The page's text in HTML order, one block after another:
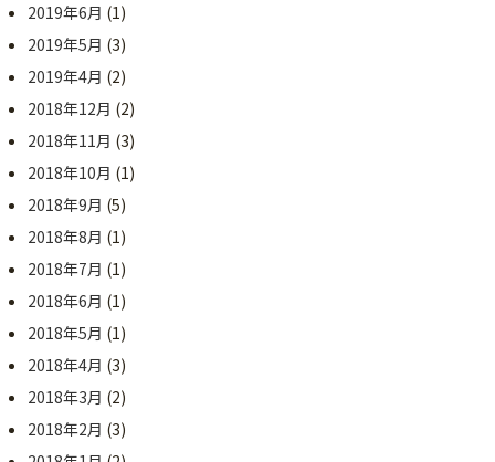
2019年6月 (1)
2019年5月 (3)
2019年4月 (2)
2018年12月 (2)
2018年11月 (3)
2018年10月 (1)
2018年9月 (5)
2018年8月 (1)
2018年7月 (1)
2018年6月 (1)
2018年5月 (1)
2018年4月 (3)
2018年3月 (2)
2018年2月 (3)